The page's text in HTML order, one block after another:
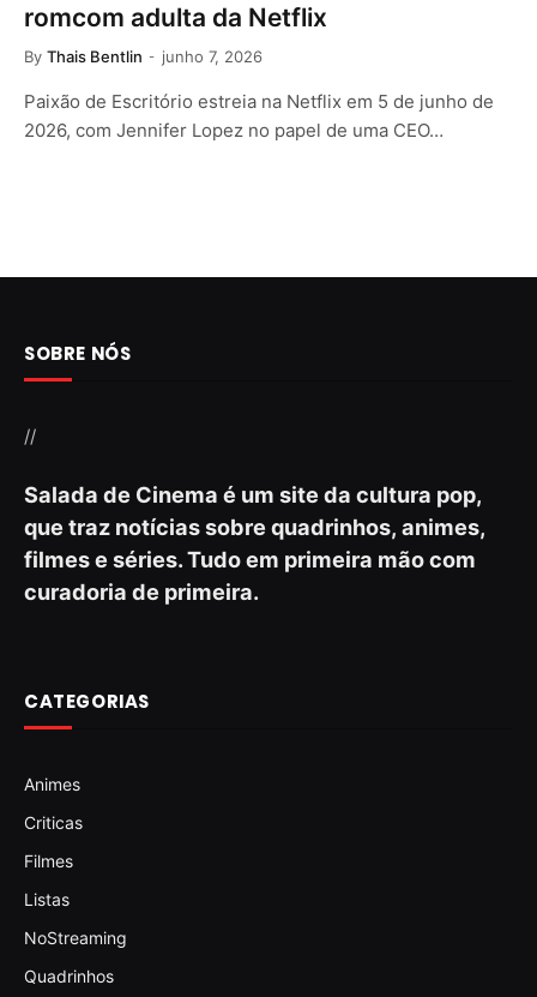
romcom adulta da Netflix
By Thais Bentlin junho 7, 2026
Paixão de Escritório estreia na Netflix em 5 de junho de
2026, com Jennifer Lopez no papel de uma CEO…
SOBRE NÓS
//
Salada de Cinema é um site da cultura pop,
que traz notícias sobre quadrinhos, animes,
filmes e séries. Tudo em primeira mão com
curadoria de primeira.
CATEGORIAS
Animes
Criticas
Filmes
Listas
NoStreaming
Quadrinhos